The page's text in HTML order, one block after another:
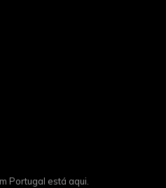
Portugal está aqui.